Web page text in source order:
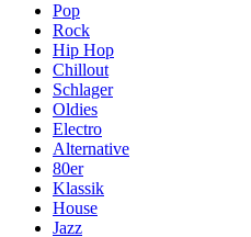
Pop
Rock
Hip Hop
Chillout
Schlager
Oldies
Electro
Alternative
80er
Klassik
House
Jazz